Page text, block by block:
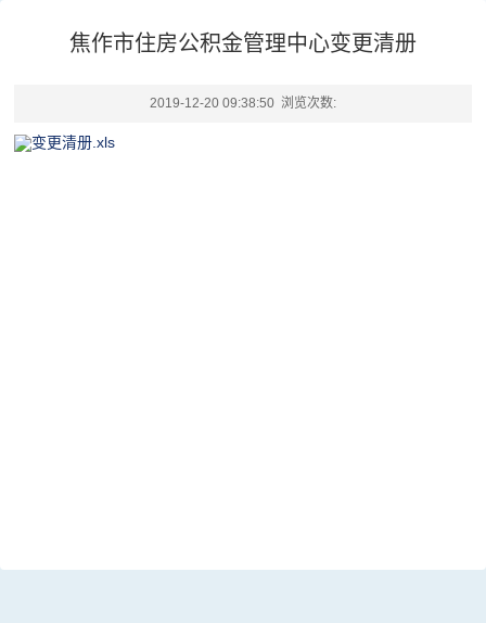
焦作市住房公积金管理中心变更清册
2019-12-20 09:38:50 浏览次数:
变更清册.xls